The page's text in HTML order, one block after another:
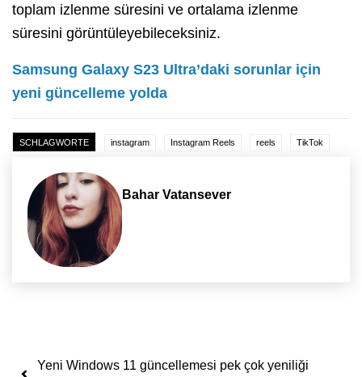
toplam izlenme süresini ve ortalama izlenme
süresini görüntüleyebileceksiniz.
Samsung Galaxy S23 Ultra’daki sorunlar için
yeni güncelleme yolda
SCHLAGWORTE instagram Instagram Reels reels TikTok
Bahar Vatansever
Yazı dolaşımı
Yeni Windows 11 güncellemesi pek çok yeniliği